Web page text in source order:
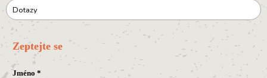
Dotazy
Zeptejte se
Jméno *